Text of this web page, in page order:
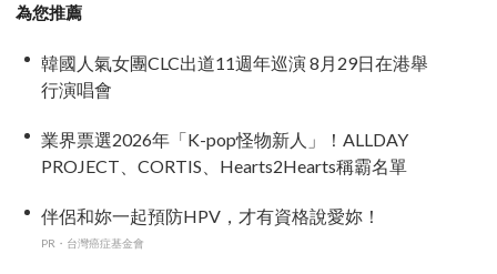
為您推薦
韓國人氣女團CLC出道11週年巡演 8月29日在港舉
行演唱會
業界票選2026年「K-pop怪物新人」！ALLDAY
PROJECT、CORTIS、Hearts2Hearts稱霸名單
伴侶和妳一起預防HPV，才有資格說愛妳！
PR・台灣癌症基金會